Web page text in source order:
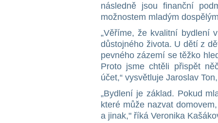
následně jsou finanční
možnostem mladým
„Věříme, že kvalitní bydlení
důstojného života. U dětí z
pevného zázemí se těžko
Proto jsme chtěli přispět
účet,“ vysvětluje Jaroslav
„Bydlení je základ. Pokud
které může nazvat
a jinak," říká Veronika